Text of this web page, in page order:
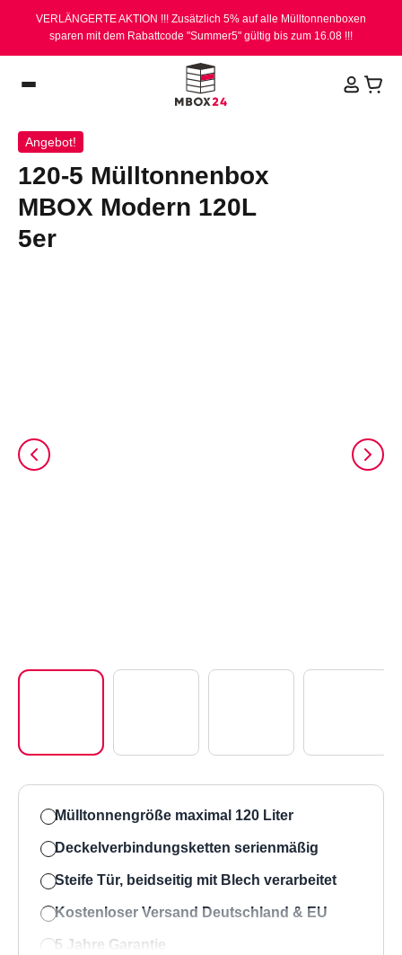
VERLÄNGERTE AKTION !!! Zusätzlich 5% auf alle Mülltonnenboxen
sparen mit dem Rabattcode "Summer5" gültig bis zum 16.08 !!!
120-5 Mülltonnenbox MBOX Modern
Angebot!
120-5 Mülltonnenbox
MBOX Modern 120L
5er
Mülltonnengröße maximal 120 Liter
Deckelverbindungsketten serienmäßig
Steife Tür, beidseitig mit Blech verarbeitet
Kostenloser Versand Deutschland & EU
5 Jahre Garantie